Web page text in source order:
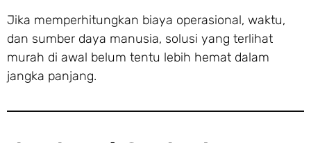
Jika memperhitungkan biaya operasional, waktu,
dan sumber daya manusia, solusi yang terlihat
murah di awal belum tentu lebih hemat dalam
jangka panjang.